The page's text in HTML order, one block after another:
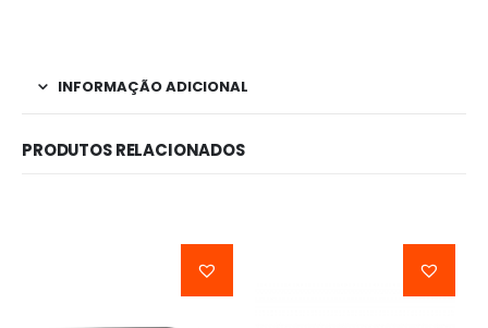
INFORMAÇÃO ADICIONAL
PRODUTOS RELACIONADOS